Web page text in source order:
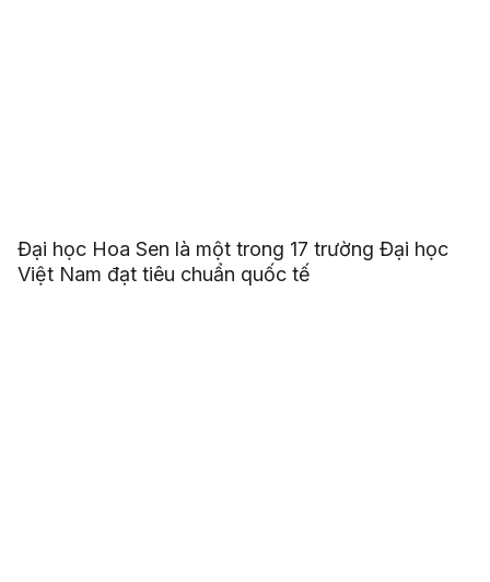
Đại học Hoa Sen là một trong 17 trường Đại học
Việt Nam đạt tiêu chuẩn quốc tế